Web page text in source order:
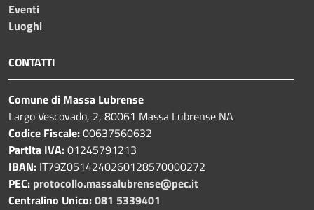
Eventi
Luoghi
CONTATTI
Comune di Massa Lubrense
Largo Vescovado, 2, 80061 Massa Lubrense NA
Codice Fiscale:00637560632
Partita IVA:01245791213
IBAN: IT79Z0514240260128570000272
PEC: protocollo.massalubrense@pec.it
Centralino Unico:081 5339401